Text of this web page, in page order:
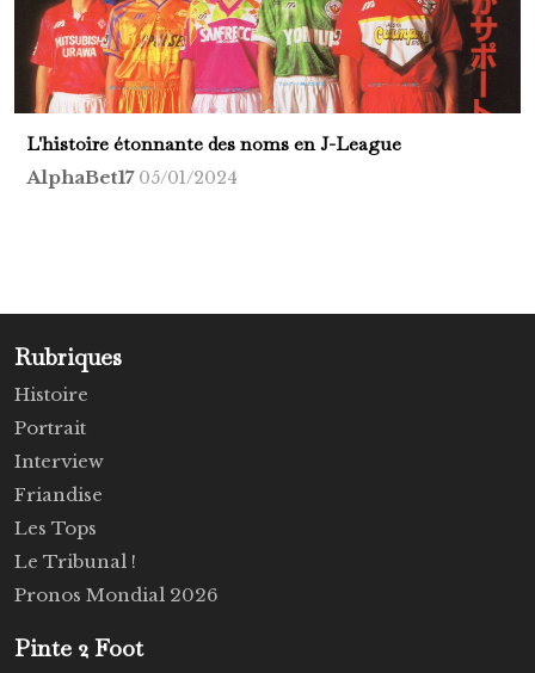
L'histoire étonnante des noms en J-League
AlphaBet17 05/01/2024
Rubriques
Histoire
Portrait
Interview
Friandise
Les Tops
Le Tribunal !
Pronos Mondial 2026
Pinte 2 Foot